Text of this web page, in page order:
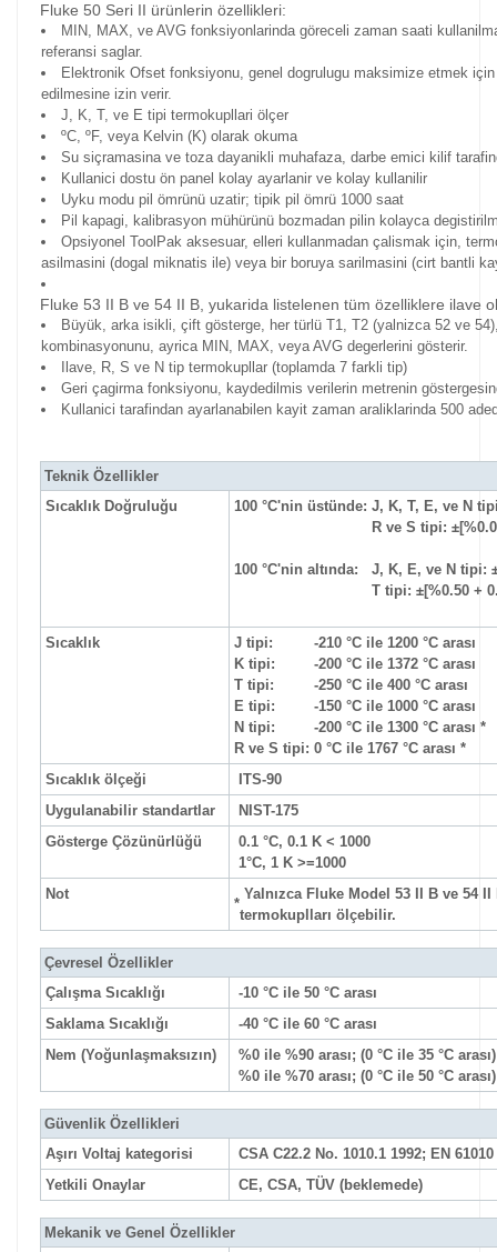
Fluke 50 Seri II ürünlerin özellikleri:
MIN, MAX, ve AVG fonksiyonlarinda göreceli zaman saati
referansi saglar.
Elektronik Ofset fonksiyonu, genel dogrulugu maksimize etmek
edilmesine izin verir.
J, K, T, ve E tipi termokupllari ölçer
ºC, ºF, veya Kelvin (K) olarak okuma
Su siçramasina ve toza dayanikli muhafaza, darbe emici kilif
Kullanici dostu ön panel kolay ayarlanir ve kolay kullanilir
Uyku modu pil ömrünü uzatir; tipik pil ömrü 1000 saat
Pil kapagi, kalibrasyon mühürünü bozmadan pilin kolayca
Opsiyonel ToolPak aksesuar, elleri kullanmadan çalismak için,
asilmasini (dogal miknatis ile) veya bir boruya sarilmasini (cirt bantli
Fluke 53 II B ve 54 II B, yukarida listelenen tüm özelliklere ilave
Büyük, arka isikli, çift gösterge, her türlü T1, T2 (yalnizca 52 ve
kombinasyonunu, ayrica MIN, MAX, veya AVG degerlerini gösterir.
Ilave, R, S ve N tip termokupllar (toplamda 7 farkli tip)
Geri çagirma fonksiyonu, kaydedilmis verilerin metrenin
Kullanici tarafindan ayarlanabilen kayit zaman araliklarinda 500
Teknik Özellikler
Sıcaklık Doğruluğu
100 °C'nin üstünde: J, K, T, E, ve N
R ve S tipi:
100 °C'nin altında:
J, K, E, ve N tipi:
T tipi: ±[%0.50 +
Sıcaklık J tipi:
-210 °C ile 1200 °C arası
K tipi:
-200 °C ile 1372 °C arası
T tipi:
-250 °C ile 400 °C arası
E tipi:
-150 °C ile 1000 °C arası
N tipi:
-200 °C ile 1300 °C arası *
R ve S tipi: 0 °C ile 1767 °C arası *
Sıcaklık ölçeği
ITS-90
Uygulanabilir standartlar
NIST-175
Gösterge Çözünürlüğü
0.1 °C, 0.1 K < 1000
1°C, 1 K >=1000
Not
*
Yalnızca Fluke Model 53 II B ve 54
termokuplları ölçebilir.
Çevresel Özellikler
Çalışma Sıcaklığı
-10 °C ile 50 °C arası
Saklama Sıcaklığı
-40 °C ile 60 °C arası
Nem (Yoğunlaşmaksızın)
%0 ile %90 arası; (0 °C ile 35 °C arası)
%0 ile %70 arası; (0 °C ile 50 °C arası)
Güvenlik Özellikleri
Aşırı Voltaj kategorisi
CSA C22.2 No. 1010.1 1992; EN
Yetkili Onaylar
CE, CSA, TÜV (beklemede)
Mekanik ve Genel Özellikler